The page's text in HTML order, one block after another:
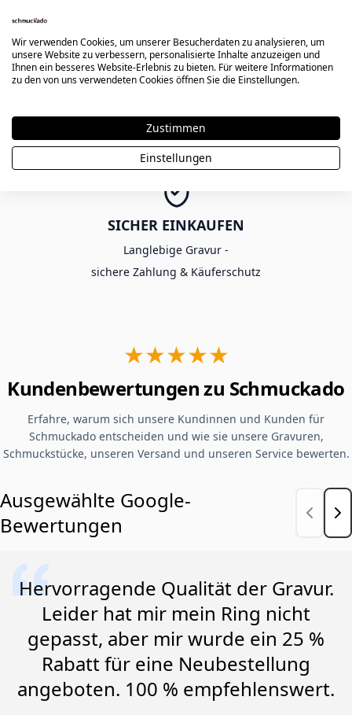
KOSTENLOSER VERSAND AB 80€
ohne Gutscheincode
SICHER EINKAUFEN
Langlebige Gravur -
sichere Zahlung & Käuferschutz
★★★★★
Kundenbewertungen zu Schmuckado
Erfahre, warum sich unsere Kundinnen und Kunden für
Schmuckado entscheiden und wie sie unsere Gravuren,
Schmuckstücke, unseren Versand und unseren Service bewerten.
Ausgewählte Google-
Bewertungen
Hervorragende Qualität der Gravur.
Leider hat mir mein Ring nicht
gepasst, aber mir wurde ein 25 %
Rabatt für eine Neubestellung
angeboten. 100 % empfehlenswert.
Wir verwenden Cookies, um unserer Besucherdaten zu analysieren, um
unsere Website zu verbessern, personalisierte Inhalte anzuzeigen und
Ihnen ein besseres Website-Erlebnis zu bieten. Für weitere Informationen
zu den von uns verwendeten Cookies öffnen Sie die Einstellungen.
Zustimmen
Einstellungen